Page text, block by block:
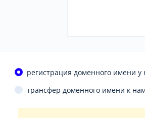
регистрация доменного имени у
трансфер доменного имени к нам